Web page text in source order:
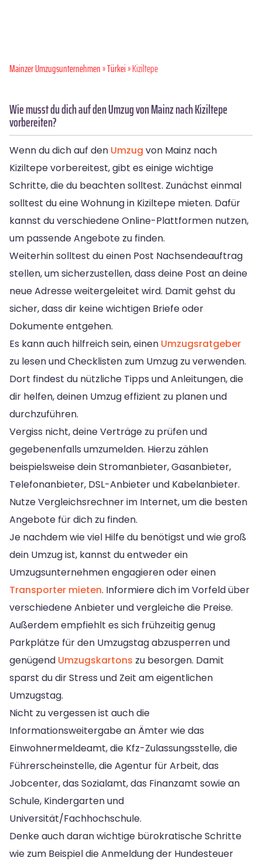
Mainzer Umzugsunternehmen»Türkei» Kiziltepe
Wie musst du dich auf den Umzug von Mainz nach Kiziltepe
vorbereiten?
Wenn du dich auf den Umzug von Mainz nach
Kiziltepe vorbereitest, gibt es einige wichtige
Schritte, die du beachten solltest. Zunächst einmal
solltest du eine Wohnung in Kiziltepe mieten. Dafür
kannst du verschiedene Online-Plattformen nutzen,
um passende Angebote zu finden.
Weiterhin solltest du einen Post Nachsendeauftrag
stellen, um sicherzustellen, dass deine Post an deine
neue Adresse weitergeleitet wird. Damit gehst du
sicher, dass dir keine wichtigen Briefe oder
Dokumente entgehen.
Es kann auch hilfreich sein, einen Umzugsratgeber
zu lesen und Checklisten zum Umzug zu verwenden.
Dort findest du nützliche Tipps und Anleitungen, die
dir helfen, deinen Umzug effizient zu planen und
durchzuführen.
Vergiss nicht, deine Verträge zu prüfen und
gegebenenfalls umzumelden. Hierzu zählen
beispielsweise dein Stromanbieter, Gasanbieter,
Telefonanbieter, DSL-Anbieter und Kabelanbieter.
Nutze Vergleichsrechner im Internet, um die besten
Angebote für dich zu finden.
Je nachdem wie viel Hilfe du benötigst und wie groß
dein Umzug ist, kannst du entweder ein
Umzugsunternehmen engagieren oder einen
Transporter mieten. Informiere dich im Vorfeld über
verschiedene Anbieter und vergleiche die Preise.
Außerdem empfiehlt es sich frühzeitig genug
Parkplätze für den Umzugstag abzusperren und
genügend Umzugskartons zu besorgen. Damit
sparst du dir Stress und Zeit am eigentlichen
Umzugstag.
Nicht zu vergessen ist auch die
Informationsweitergabe an Ämter wie das
Einwohnermeldeamt, die Kfz-Zulassungsstelle, die
Führerscheinstelle, die Agentur für Arbeit, das
Jobcenter, das Sozialamt, das Finanzamt sowie an
Schule, Kindergarten und
Universität/Fachhochschule.
Denke auch daran wichtige bürokratische Schritte
wie zum Beispiel die Anmeldung der Hundesteuer